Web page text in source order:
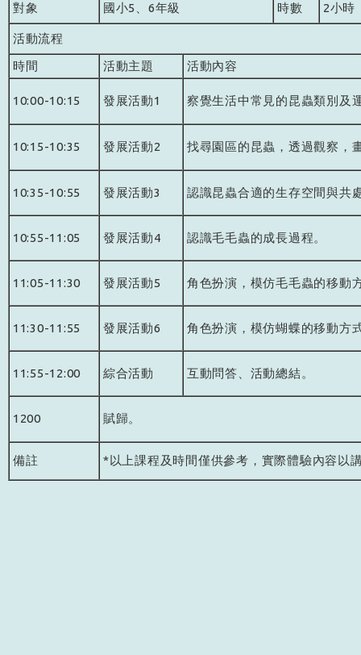
對象 國小5、6年級 時數 2小時
活動流程
時間
活動主題 活動內容
10:00-10:15 發展活動1 察覺生活中常見的昆蟲類別及
10:15-10:35 發展活動2 找尋園區的昆蟲，透過觀察，
10:35-10:55 發展活動3 認識昆蟲合適的生存空間與共
10:55-11:05 發展活動4 認識毛毛蟲的成長過程。
11:05-11:30 發展活動5 角色扮演，模仿毛毛蟲的移動
11:30-11:55 發展活動6 角色扮演，模仿蝴蝶的移動方
11:55-12:00 綜合活動 互動問答、活動總結。
1200 賦歸。
備註 *以上課程及時間僅供參考，實際體驗內容以